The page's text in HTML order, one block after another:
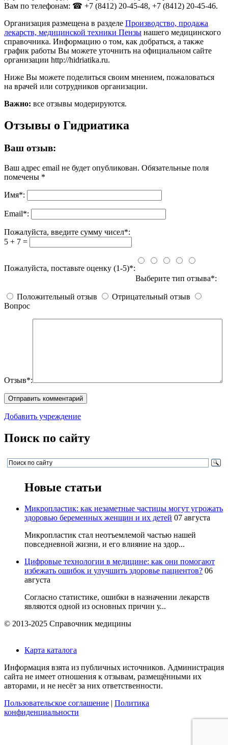
Вам по телефонам: ☎ +7 (8412) 20-45-48, +7 (8412) 20-45-46.
Организация размещена в разделе Производство, продажа
лекарств, медицинской техники Пензы нашего медицинского
справочника. Информацию о том, как добраться, а также
график работы Вы можете уточнить на официальном сайте
организации http://hidriatika.ru.
Ниже Вы можете поделиться своим мнением, пожаловаться
на врачей или сотрудников организации.
Важно: все отзывы модерируются.
Отзывы о Гидриатика
Ваш отзыв:
Ваш адрес email не будет опубликован. Обязательные поля
помечены *
Имя*:
Email*:
Пожалуйста, введите сумму чисел*:
5 + 7 =
Пожалуйста, поставьте оценку (1-5)*:
Выберите тип отзыва*:
Положительный отзыв
Отрицательный отзыв
Вопрос
Отзыв*:
Добавить учреждение
Поиск по сайту
Новые статьи
Микропластик: как незаметные частицы могут угрожать
здоровью беременных женщин и их детей 07 августа
Микропластик стал неотъемлемой частью нашей
повседневной жизни, и его влияние на здор...
Цифровые технологии в медицине: как они помогают
избежать ошибок и улучшить здоровье пациентов? 06
августа
Согласно статистике, ошибки в назначении лекарств
являются одной из основных причин у...
© 2013-2025 Справочник медицины
Карта каталога
Информация взята из публичных источников. Администрация
сайта не имеет отношения к отзывам, размещёнными их
авторами, и не несёт за них ответственности.
Пользовательское соглашение
Политика
конфиденциальности